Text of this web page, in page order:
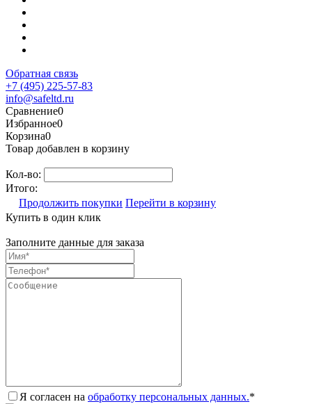
Обратная связь
+7 (495) 225-57-83
info@safeltd.ru
Сравнение0
Избранное0
Корзина0
Товар добавлен в корзину
Кол-во:
Итого:
Продолжить покупки Перейти в корзину
Купить в один клик
Заполните данные для заказа
Я согласен на обработку персональных данных.*